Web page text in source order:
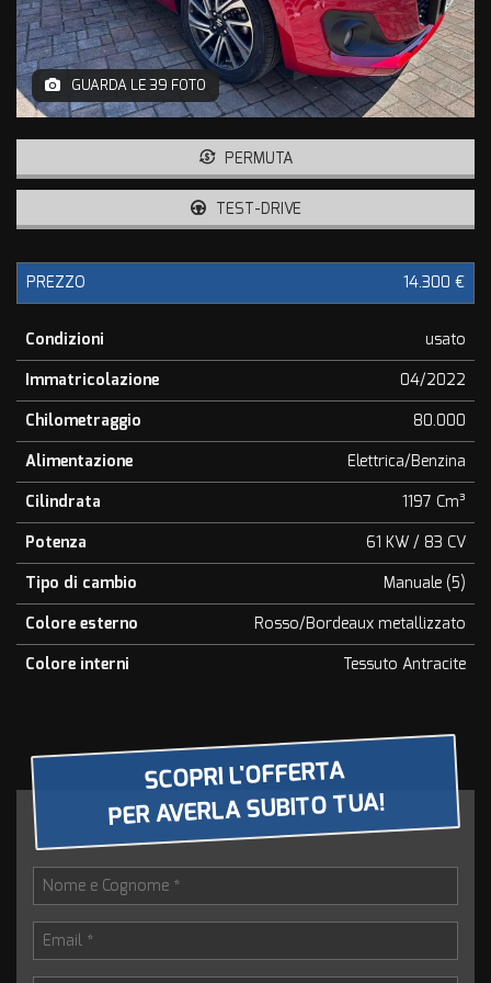
GUARDA LE 39 FOTO
PERMUTA
TEST-DRIVE
PREZZO 14.300 €
Condizioni
usato
Immatricolazione
04/2022
Chilometraggio
80.000
Alimentazione
Elettrica/Benzina
Cilindrata
1197 Cm³
Potenza
61 KW / 83 CV
Tipo di cambio
Manuale (5)
Colore esterno
Rosso/Bordeaux metallizzato
Colore interni
Tessuto Antracite
SCOPRI L'OFFERTA
PER AVERLA SUBITO TUA!
tracciamento
che
adottiamo
per
offrire
le
funzionalità
svolgere
attività
seguito
descritte.
ottenere
maggiori
informazioni
sull'utilità
e
sul
funzionamento
di
questi
strumenti
tracciamento
si
rimanda
alla
cookie
e
modificare
le
tue
scelte
in
qualsiasi
momento.